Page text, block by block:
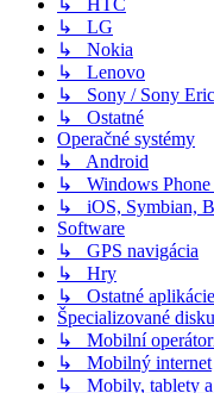
↳ HTC
↳ LG
↳ Nokia
↳ Lenovo
↳ Sony / Sony
↳ Ostatné
Operačné systémy
↳ Android
↳ Windows Phone
↳ iOS, Symbian,
Software
↳ GPS navigácia
↳ Hry
↳ Ostatné aplikácie
Špecializované
↳ Mobilní
↳ Mobilný internet
↳ Mobily, tablety a